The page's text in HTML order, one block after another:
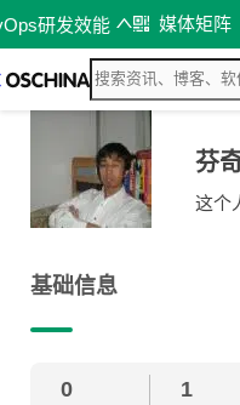
研发效能 媒体矩阵
芬
这个
基础信息
0 1